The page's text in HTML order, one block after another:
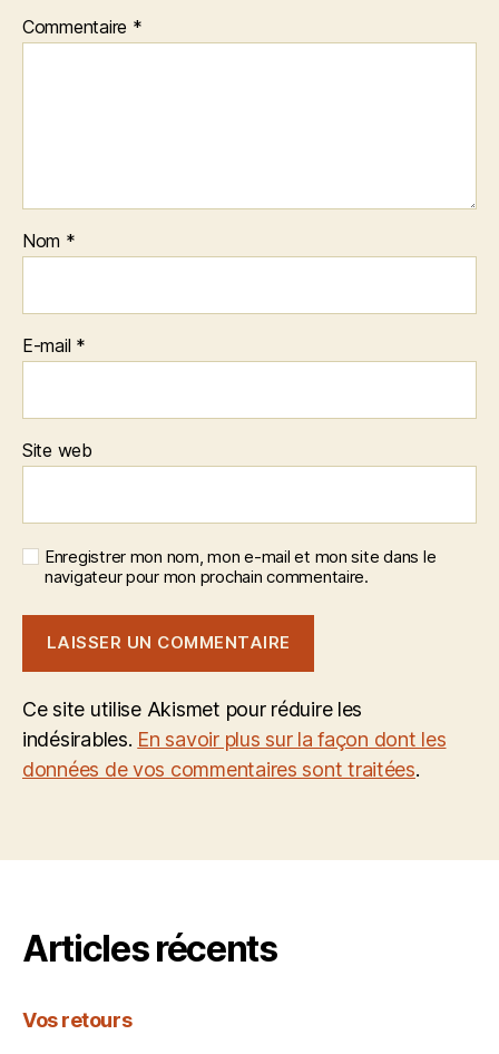
Commentaire *
Nom *
E-mail *
Site web
Enregistrer mon nom, mon e-mail et mon site dans le
navigateur pour mon prochain commentaire.
Ce site utilise Akismet pour réduire les
indésirables. En savoir plus sur la façon dont les
données de vos commentaires sont traitées.
Articles récents
Vos retours